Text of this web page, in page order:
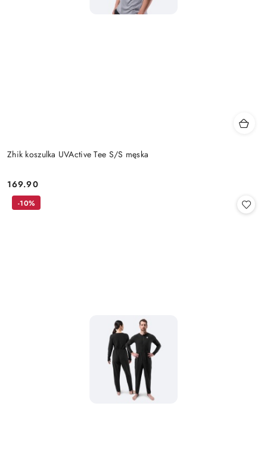
Zhik koszulka UVActive Tee S/S męska
Cena:
169.90
-10%